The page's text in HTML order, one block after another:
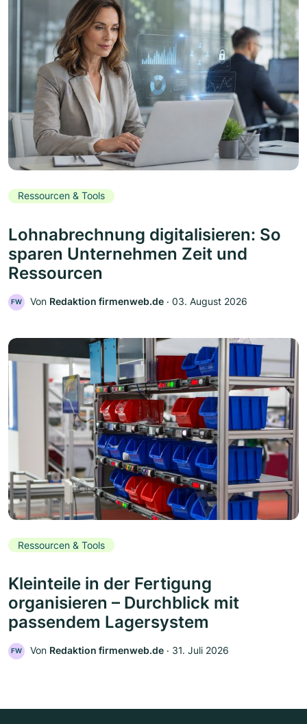
Ressourcen & Tools
Lohnabrechnung digitalisieren: So
sparen Unternehmen Zeit und
Ressourcen
FW Von Redaktion firmenweb.de ‧ 03. August 2026
Ressourcen & Tools
Kleinteile in der Fertigung
organisieren – Durchblick mit
passendem Lagersystem
FW Von Redaktion firmenweb.de ‧ 31. Juli 2026